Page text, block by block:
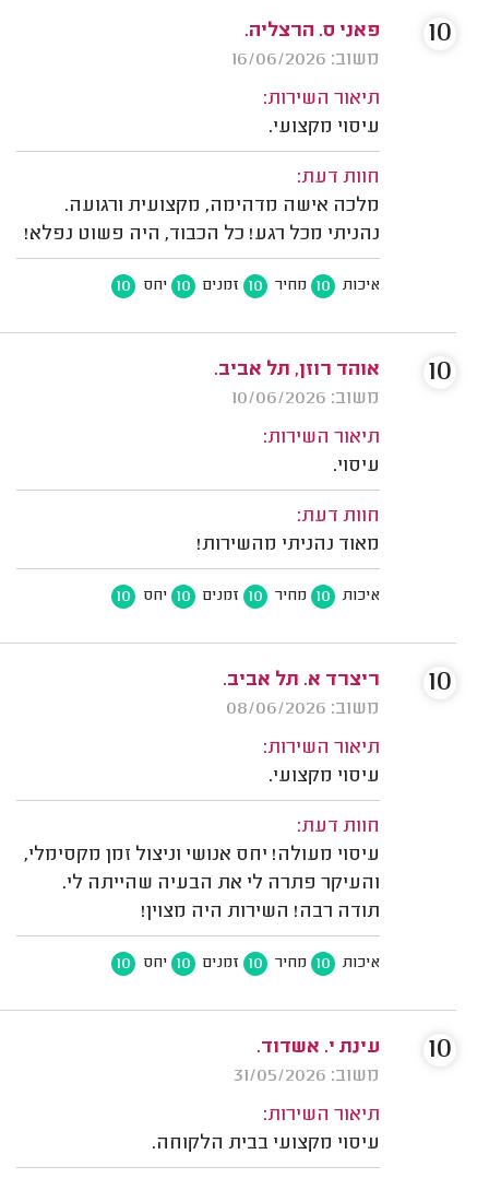
פאני ס. הרצליה.
משוב: 16/06/2026
תיאור השירות:
עיסוי מקצועי.
חוות דעת:
מלכה אישה מדהימה, מקצועית ורגועה.
נהניתי מכל רגע! כל הכבוד, היה פשוט נפלא!
איכות 10 מחיר 10 זמנים 10 יחס 10
10
אוהד רוזן, תל אביב.
משוב: 10/06/2026
תיאור השירות:
עיסוי.
חוות דעת:
מאוד נהניתי מהשירות!
איכות 10 מחיר 10 זמנים 10 יחס 10
10
ריצרד א. תל אביב.
משוב: 08/06/2026
תיאור השירות:
עיסוי מקצועי.
חוות דעת:
עיסוי מעולה! יחס אנושי וניצול זמן מקסימלי,
והעיקר פתרה לי את הבעיה שהייתה לי.
תודה רבה! השירות היה מצוין!
איכות 10 מחיר 10 זמנים 10 יחס 10
10
עינת י. אשדוד.
משוב: 31/05/2026
תיאור השירות:
עיסוי מקצועי בבית הלקוחה.
10